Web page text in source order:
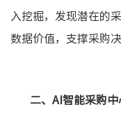
入挖掘，发现潜在的
数据价值，支撑采购决
二、AI智能采购中